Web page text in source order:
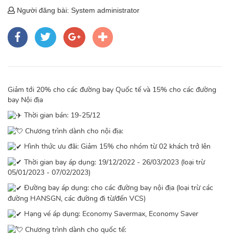
Người đăng bài: System administrator
Giảm tới 20% cho các đường bay Quốc tế và 15% cho các đường
bay Nội địa
Thời gian bán: 19-25/12
Chương trình dành cho nội địa:
Hình thức ưu đãi: Giảm 15% cho nhóm từ 02 khách trở lên
Thời gian bay áp dụng: 19/12/2022 - 26/03/2023 (loại trừ
05/01/2023 - 07/02/2023)
Đường bay áp dụng: cho các đường bay nội địa (loại trừ các
đường HANSGN, các đường đi từ/đến VCS)
Hạng vé áp dụng: Economy Savermax, Economy Saver
Chương trình dành cho quốc tế: